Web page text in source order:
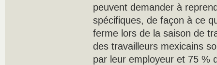
peuvent demander à
spécifiques, de façon à ce
ferme lors de la saison de
des travailleurs mexicains
par leur employeur et 75 %